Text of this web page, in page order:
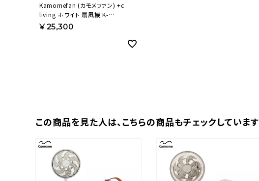
Kamomefan (カモメファン) +c
living ホワイト 扇風機 K-
F28AYWH【KA】
¥25,300
この商品を⾒た⼈は、こちらの商品もチェックしています